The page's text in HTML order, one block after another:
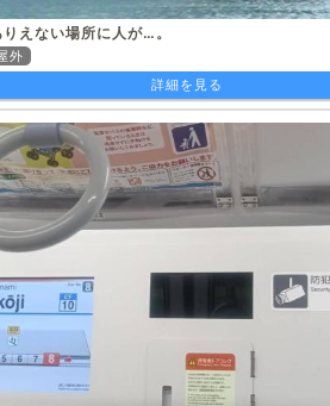
りえない場所に人が…。
外
詳細を見る